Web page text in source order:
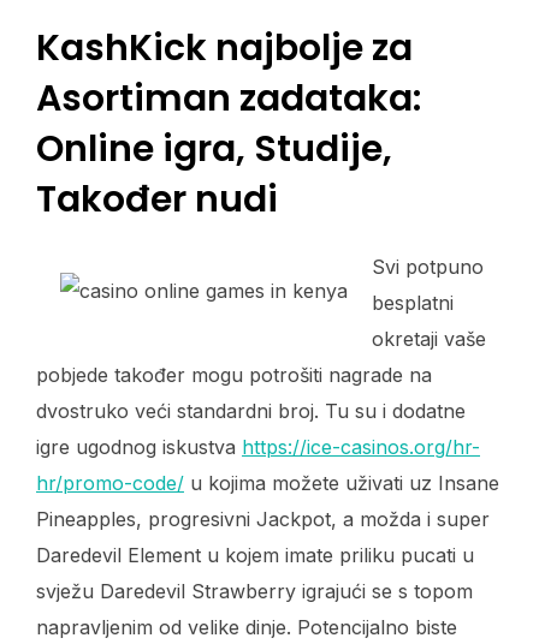
KashKick najbolje za
Asortiman zadataka:
Online igra, Studije,
Također nudi
Svi potpuno
besplatni
okretaji vaše
pobjede također mogu potrošiti nagrade na
dvostruko veći standardni broj. Tu su i dodatne
igre ugodnog iskustva https://ice-casinos.org/hr-
hr/promo-code/ u kojima možete uživati ​​uz Insane
Pineapples, progresivni Jackpot, a možda i super
Daredevil Element u kojem imate priliku pucati u
svježu Daredevil Strawberry igrajući se s topom
napravljenim od velike dinje. Potencijalno biste